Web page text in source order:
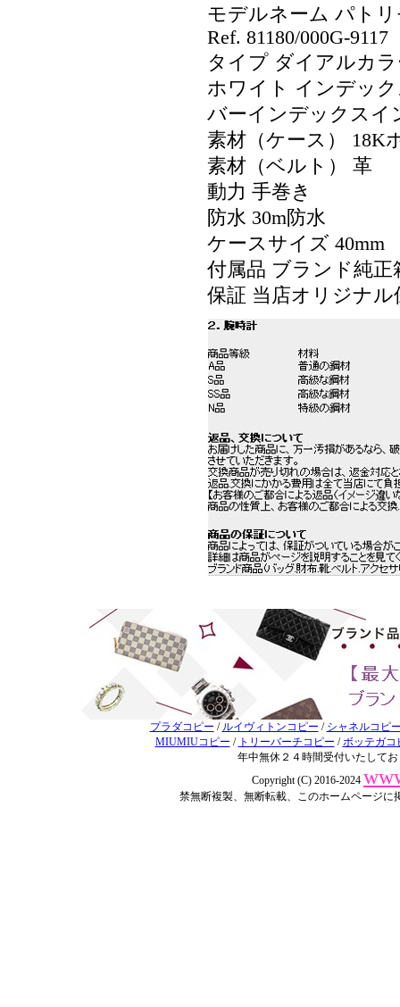
モデルネーム パト
Ref. 81180/000G-9117
タイプ ダイアルカ
ホワイト インデッ
バーインデックスイ
素材（ケース） 18K
素材（ベルト） 革
動力 手巻き
防水 30m防水
ケースサイズ 40mm
付属品 ブランド純正
保証 当店オリジナル
プラダコピー / ルイヴィトンコピー / シャネルコピ
MIUMIUコピー / トリーバーチコピー /ボッテガコ
年中無休２４時間受付いたして
Copyright (C) 2016-2024
禁無断複製、無断転載、このホームページ